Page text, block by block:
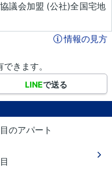
議会加盟 (公社)全国宅地
情報の見方
きます。
LINEで送る
のアパート